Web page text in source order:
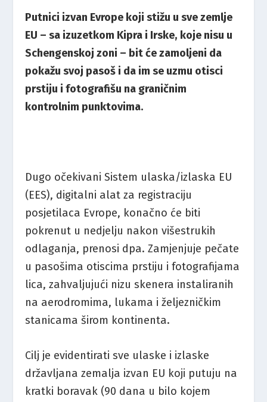
Putnici izvan Evrope koji stižu u sve zemlje
EU – sa izuzetkom Kipra i Irske, koje nisu u
Schengenskoj zoni – bit će zamoljeni da
pokažu svoj pasoš i da im se uzmu otisci
prstiju i fotografišu na graničnim
kontrolnim punktovima.
Dugo očekivani Sistem ulaska/izlaska EU
(EES), digitalni alat za registraciju
posjetilaca Evrope, konačno će biti
pokrenut u nedjelju nakon višestrukih
odlaganja, prenosi dpa. Zamjenjuje pečate
u pasošima otiscima prstiju i fotografijama
lica, zahvaljujući nizu skenera instaliranih
na aerodromima, lukama i željezničkim
stanicama širom kontinenta.
Cilj je evidentirati sve ulaske i izlaske
državljana zemalja izvan EU koji putuju na
kratki boravak (90 dana u bilo kojem